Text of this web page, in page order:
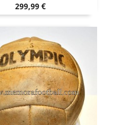
Precio
299,99 €